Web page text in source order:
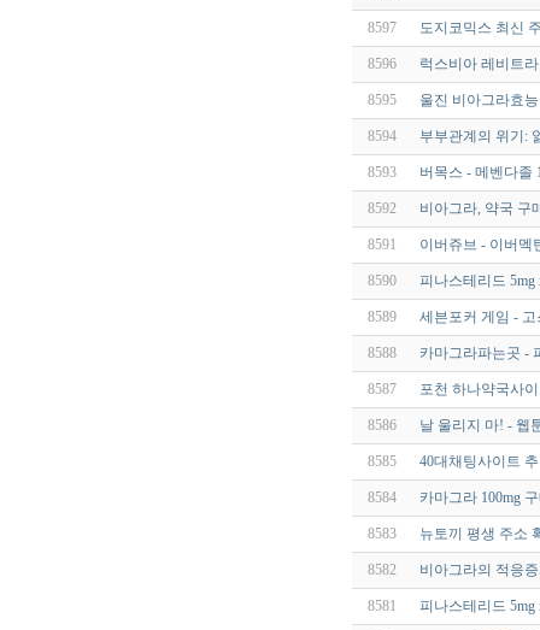
8597 도지코믹스 최신
8596 럭스비아 레비트
8595 울진 비아그라효
8594 부부관계의 위기:
8593 버목스 - 메벤다졸
8592 비아그라, 약국 구
8591 이버쥬브 - 이버멕
8590 피나스테리드
8589 세븐포커 게임 -
8588 카마그라파는곳 -
8587 포천 하나약국사
8586 날 울리지 마! - 웹
8585 40대채팅사이트
8584 카마그라 100mg
8583 뉴토끼 평생 주소
8582 비아그라의 적응
8581 피나스테리드